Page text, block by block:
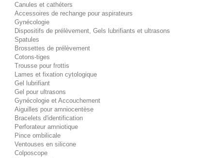
Canules et cathéters
Accessoires de rechange pour aspirateurs
Gynécologie
Dispositifs de prélèvement, Gels lubrifiants et ultrasons
Spatules
Brossettes de prélèvement
Cotons-tiges
Trousse pour frottis
Lames et fixation cytologique
Gel lubrifiant
Gel pour ultrasons
Gynécologie et Accouchement
Aiguilles pour amniocentèse
Bracelets d'identification
Perforateur amniotique
Pince ombilicale
Ventouses en silicone
Colposcope